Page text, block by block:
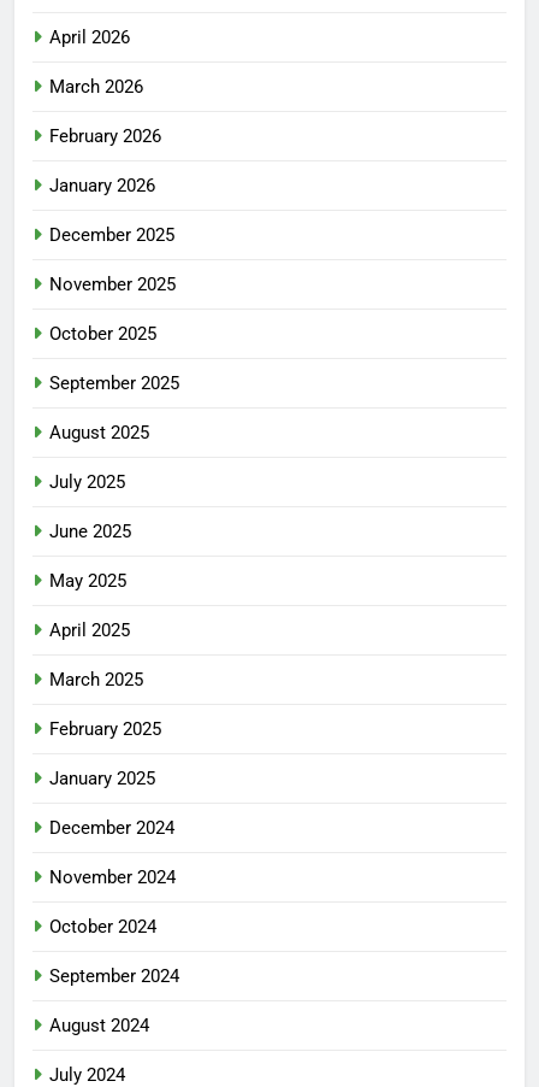
April 2026
March 2026
February 2026
January 2026
December 2025
November 2025
October 2025
September 2025
August 2025
July 2025
June 2025
May 2025
April 2025
March 2025
February 2025
January 2025
December 2024
November 2024
October 2024
September 2024
August 2024
July 2024